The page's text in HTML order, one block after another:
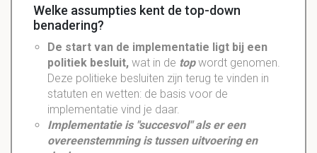
Welke assumpties kent de top-down
benadering?
De start van de implementatie ligt bij een
politiek besluit, wat in de topwordt genomen.
Deze politieke besluiten zijn terug te vinden in
statuten en wetten: de basis voor de
implementatie vind je daar.
Implementatie is "succesvol" als er een
overeenstemmingis tussen uitvoering en